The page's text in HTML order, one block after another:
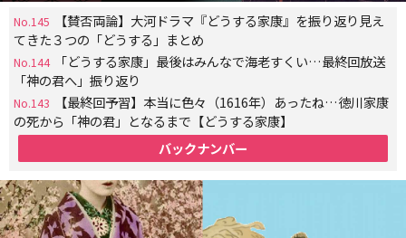
No.145
【賛否両論】大河ドラマ『どうする家康』を振り返り見え
てきた３つの「どうする」まとめ
No.144
「どうする家康」最後はみんなで海老すくい…最終回放送
「神の君へ」振り返り
No.143
【最終回予習】本当に色々（1616年）あったね…徳川家康
の死から「神の君」となるまで【どうする家康】
バックナンバー